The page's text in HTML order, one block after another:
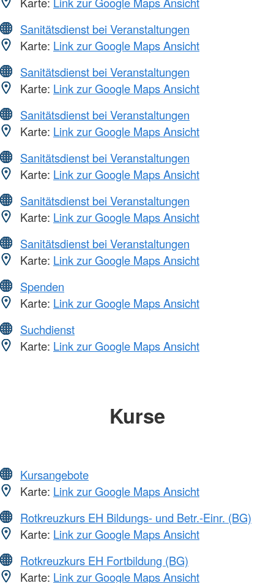
Sanitätsdienst bei Veranstaltungen
Karte: Link zur Google Maps Ansicht
Sanitätsdienst bei Veranstaltungen
Karte: Link zur Google Maps Ansicht
Sanitätsdienst bei Veranstaltungen
Karte: Link zur Google Maps Ansicht
Sanitätsdienst bei Veranstaltungen
Karte: Link zur Google Maps Ansicht
Sanitätsdienst bei Veranstaltungen
Karte: Link zur Google Maps Ansicht
Sanitätsdienst bei Veranstaltungen
Karte: Link zur Google Maps Ansicht
Spenden
Karte: Link zur Google Maps Ansicht
Suchdienst
Karte: Link zur Google Maps Ansicht
Kurse
Kursangebote
Karte: Link zur Google Maps Ansicht
Rotkreuzkurs EH Bildungs- und Betr.-Einr. (BG)
Karte: Link zur Google Maps Ansicht
Rotkreuzkurs EH Fortbildung (BG)
Karte: Link zur Google Maps Ansicht